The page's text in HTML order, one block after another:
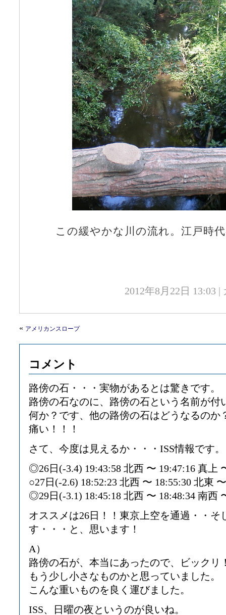
この緩やかな川の流れ。江戸時
2012年8月22日 13:03
« アメリカンスロープ
コメント
路傍の石・・・実物があるとは驚きです。
路傍の石なのに、路傍の石という名前が付
何か？です、他の路傍の石はどうなるのか
痛い！！！
さて、今度は見えるか・・・ISS情報です。
◎26日(-3.4) 19:43:58 北西 〜 19:47:16 真上
○27日(-2.6) 18:52:23 北西 〜 18:55:30 北東
◎29日(-3.1) 18:45:18 北西 〜 18:48:34 南西
オススメは26日！！東京上空を通過・・そ
す・・・と、思います！
A）
路傍の石が、本当にあったので、ビックリ
もう少し小さなものかと思っていました。
こんな重いものを良く運びました。
ISS、日曜の夜というのが良いね。